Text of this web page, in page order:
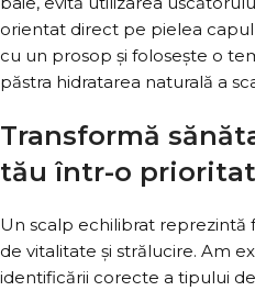
orientat direct pe pielea
cu un prosop și folosește o
păstra hidratarea naturală a
Transformă
tău într-o
Un scalp echilibrat
de vitalitate și strălucire. Am
identificării corecte a tipului